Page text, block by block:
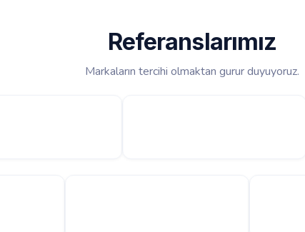
Referanslarımız
Markaların tercihi olmaktan gurur duyuyoruz.